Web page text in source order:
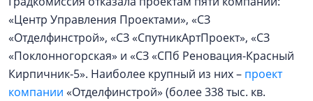
«Центр Управления Проектами», «СЗ
«Отделфинстрой», «СЗ «СпутникАртПроект», «СЗ
«Поклонногорская» и «СЗ «СПб Реновация-Красный
Кирпичник-5». Наиболее крупный из них – проект
компании «Отделфинстрой» (более 338 тыс. кв.